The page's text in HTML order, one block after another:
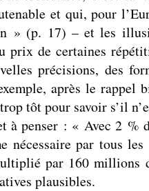
et qui, pour
» (p. 17) – et les
prix de certaines
précisions, des
après le rappel
tôt pour savoir s’il
à penser : « Avec 2 %
nécessaire par tous les
par 160 millions
plausibles.